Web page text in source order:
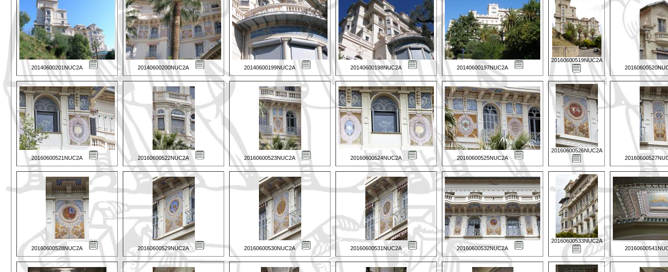
20140600201NUC2A 20140600200NUC2A 20140600199NUC2A 20140600198NUC2A 20140600197NUC2A
20160600519NUC2A
20160600521NUC2A 20160600522NUC2A 20160600523NUC2A 20160600524NUC2A 20160600525NUC2A
20160600526NUC2A
20160600528NUC2A 20160600529NUC2A 20160600530NUC2A 20160600531NUC2A 20160600532NUC2A
20160600533NUC2A